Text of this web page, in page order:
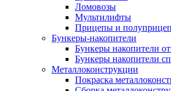
Ломовозы
Мультилифты
Прицепы и
Бункеры-накопители
Бункеры накопители
Бункеры накопители
Металлоконструкции
Покраска